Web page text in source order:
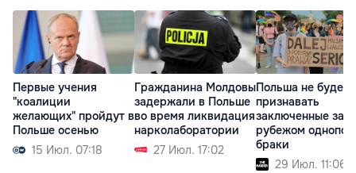
Первые учения
"коалиции
желающих" пройдут в
Польше осенью
15 Июл. 07:18
Гражданина Молдовы
задержали в Польше
во время ликвидация
нарколаборатории
27 Июл. 17:02
Польша не будет
признавать
заключенные за
рубежом
браки
29 Июл. 11:06